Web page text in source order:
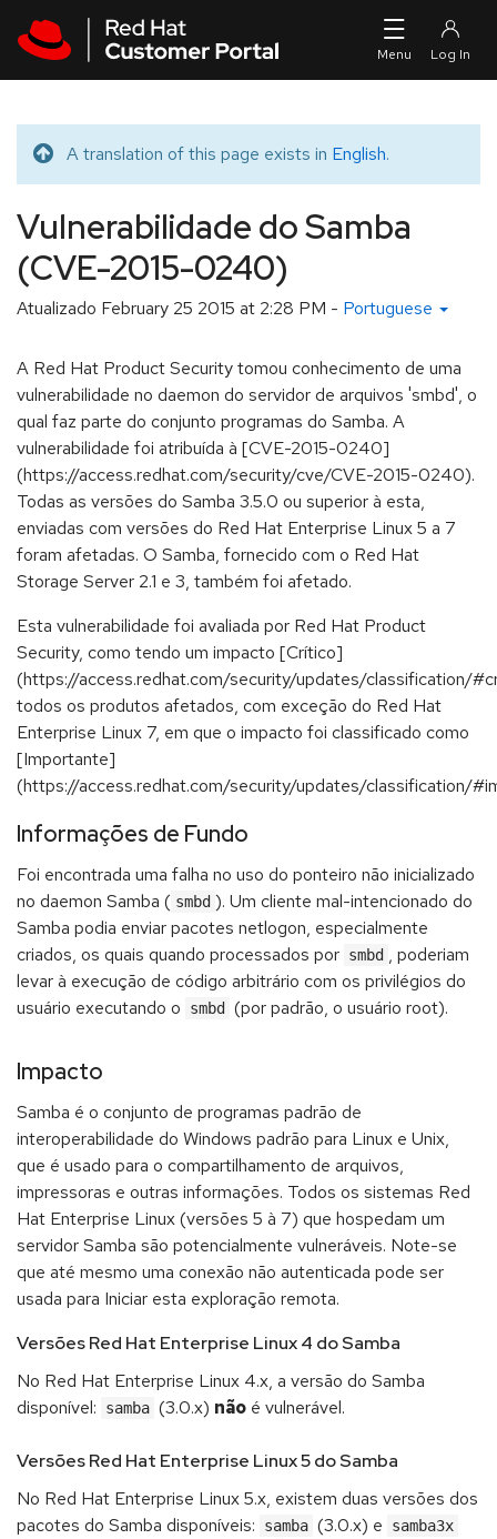
Translated message
A translation of this page exists in English.
Vulnerabilidade do Samba
(CVE-2015-0240)
Atualizado February 25 2015 at 2:28 PM - Portuguese
A Red Hat Product Security tomou conhecimento de uma
vulnerabilidade no daemon do servidor de arquivos 'smbd', o
qual faz parte do conjunto programas do Samba. A
vulnerabilidade foi atribuída à [CVE-2015-0240]
(https://access.redhat.com/security/cve/CVE-2015-0240).
Todas as versões do Samba 3.5.0 ou superior à esta,
enviadas com versões do Red Hat Enterprise Linux 5 a 7
foram afetadas. O Samba, fornecido com o Red Hat
Storage Server 2.1 e 3, também foi afetado.
Esta vulnerabilidade foi avaliada por Red Hat Product
Security, como tendo um impacto [Crítico]
(https://access.redhat.com/security/updates/classification/
todos os produtos afetados, com exceção do Red Hat
Enterprise Linux 7, em que o impacto foi classificado como
[Importante]
(https://access.redhat.com/security/updates/classification/
Informações de Fundo
Foi encontrada uma falha no uso do ponteiro não inicializado
no daemon Samba ( smbd ). Um cliente mal-intencionado do
Samba podia enviar pacotes netlogon, especialmente
criados, os quais quando processados por smbd , poderiam
levar à execução de código arbitrário com os privilégios do
usuário executando o
smbd (por padrão, o usuário root).
Impacto
Samba é o conjunto de programas padrão de
interoperabilidade do Windows padrão para Linux e Unix,
que é usado para o compartilhamento de arquivos,
impressoras e outras informações. Todos os sistemas Red
Hat Enterprise Linux (versões 5 à 7) que hospedam um
servidor Samba são potencialmente vulneráveis. Note-se
que até mesmo uma conexão não autenticada pode ser
usada para Iniciar esta exploração remota.
Versões Red Hat Enterprise Linux 4 do Samba
No Red Hat Enterprise Linux 4.x, a versão do Samba
disponível:
samba (3.0.x) não é vulnerável.
Versões Red Hat Enterprise Linux 5 do Samba
No Red Hat Enterprise Linux 5.x, existem duas versões dos
pacotes do Samba disponíveis:
samba (3.0.x) e samba3x